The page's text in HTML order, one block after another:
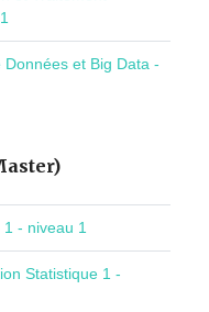
et Big Data -
1 - niveau 1
Statistique 1 -